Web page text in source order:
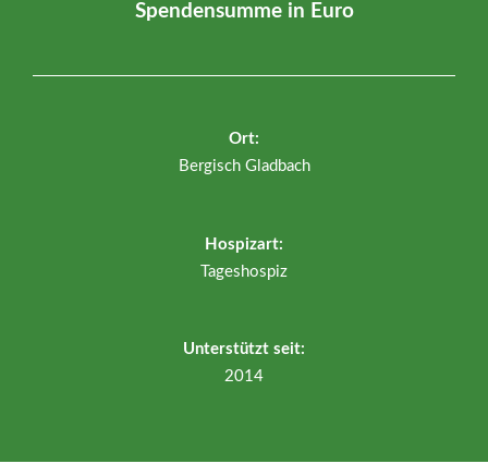
Spendensumme in Euro
Ort:
Bergisch Gladbach
Hospizart:
Tageshospiz
Unterstützt seit:
2014